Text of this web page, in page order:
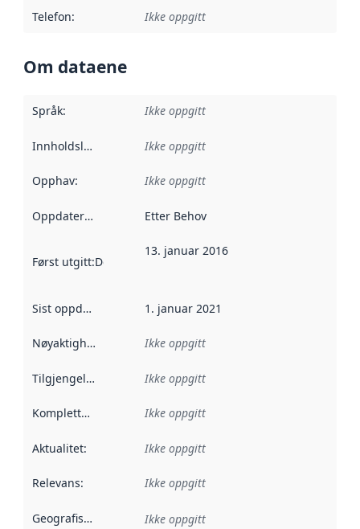
Telefon: Ikke oppgitt
Om dataene
Språk: Ikke oppgitt
Innholdsleverandører :
Ikke oppgitt
Opphav: Ikke oppgitt
Oppdateringsfrekvens :
Etter Behov
Først utgitt:Denne datoen sier når dataene i dette
13. januar 2016
Sist oppdatert 1. januar 2021
Nøyaktighet Ikke oppgitt
Tilgjengelighet Ikke oppgitt
Kompletthet Ikke oppgitt
Aktualitet: Ikke oppgitt
Relevans: Ikke oppgitt
Geografisk avgrensning :
Ikke oppgitt